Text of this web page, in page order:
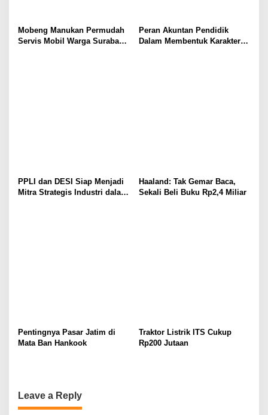
Mobeng Manukan Permudah
Servis Mobil Warga Surabaya
Peran Akuntan Pendidik
Dalam Membentuk Karakter
PPLI dan DESI Siap Menjadi
Mitra Strategis Industri dalam
Haaland: Tak Gemar Baca,
Sekali Beli Buku Rp2,4 Miliar
Pentingnya Pasar Jatim di
Mata Ban Hankook
Traktor Listrik ITS Cukup
Rp200 Jutaan
Leave a Reply